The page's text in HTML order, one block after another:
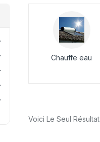
Chauffe eau
Voici Le Seul Résultat